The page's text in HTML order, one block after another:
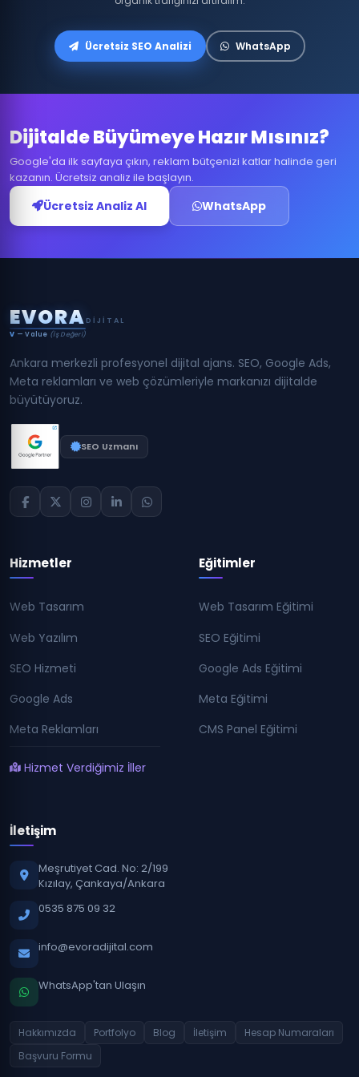
Ücretsiz SEO Analizi WhatsApp
Dijitalde Büyümeye Hazır Mısınız?
Google'da ilk sayfaya çıkın, reklam bütçenizi katlar halinde geri
kazanın. Ücretsiz analiz ile başlayın.
Ücretsiz Analiz Al WhatsApp
EVORA DIJITAL
V — Value (İş Değeri)
Ankara merkezli profesyonel dijital ajans. SEO, Google Ads,
Meta reklamları ve web çözümleriyle markanızı dijitalde
büyütüyoruz.
SEO Uzmanı
Hizmetler
Web Tasarım
Web Yazılım
SEO Hizmeti
Google Ads
Meta Reklamları
Hizmet Verdiğimiz İller
Eğitimler
Web Tasarım Eğitimi
SEO Eğitimi
Google Ads Eğitimi
Meta Eğitimi
CMS Panel Eğitimi
İletişim
Meşrutiyet Cad. No: 2/199
Kızılay, Çankaya/Ankara
0535 875 09 32
info@evoradijital.com
WhatsApp'tan Ulaşın
Hakkımızda Portfolyo Blog İletişim
Hesap Numaraları
Başvuru Formu